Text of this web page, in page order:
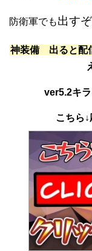
防衛軍でも出す
神装備 出ると配
えみ蔵
ver5.2キ
こちら